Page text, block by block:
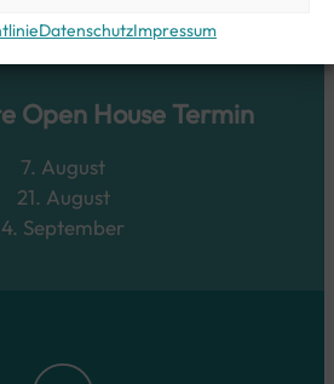
DatenschutzImpressum
Open House Termin
7. August
21. August
4. September